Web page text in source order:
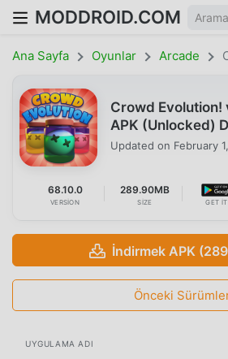
MODDROID.COM
Ana Sayfa Oyunlar Arcade
Crowd Evolution!
APK (Unlocked)
Updated on February
68.10.0
VERSION
289.90MB
SIZE GET
İndirmek APK
Önceki
UYGULAMA ADI